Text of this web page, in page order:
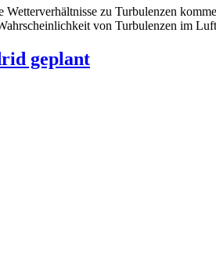
Wetterverhältnisse zu Turbulenzen
von Turbulenzen im
geplant